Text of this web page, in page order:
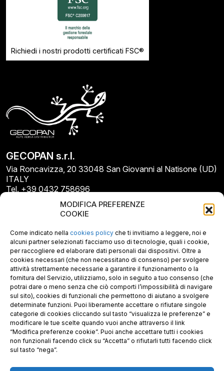
MODIFICA PREFERENZE
COOKIE
Come indicato nella cookies policy che ti invitiamo a leggere, noi e
alcuni partner selezionati facciamo uso di tecnologie, quali i cookie,
per raccogliere ed elaborare dati personali dai dispositivi. Oltre a
cookies necessari (che non necessitano di consenso) per svolgere
attività strettamente necessarie a garantire il funzionamento o la
fornitura del Servizio, utilizziamo, solo in seguito a tuo consenso (che
potrai dare o meno senza che ciò comporti l’impossibilità di navigare
sul sito), cookies di funzionali che permettono di aiutano a svolgere
determinate funzioni. Puoi liberamente accettare o rifiutare singole
categorie di cookies cliccando sul tasto “visualizza le preferenze” e
modificare le tue scelte quando vuoi anche attraverso il link
“Modifica preferenze cookie”. Puoi anche accettare tutti i cookies
non funzionali facendo click su “Accetta” o rifiutarli tutti facendo click
sul tasto “nega”.
Richiedi i nostri prodotti certificati FSC®
GECOPAN s.r.l.
Via Roncavizza, 20 33048 San Giovanni al Natisone (UD)
ITALY
Tel. +39 0432 758696
E-mail: info@gecopan.it
E-mail PEC: gecopan@pec.it
P.I. E C.F. 02487660306
N. REA UD 264834
Capitale sociale € 30.000